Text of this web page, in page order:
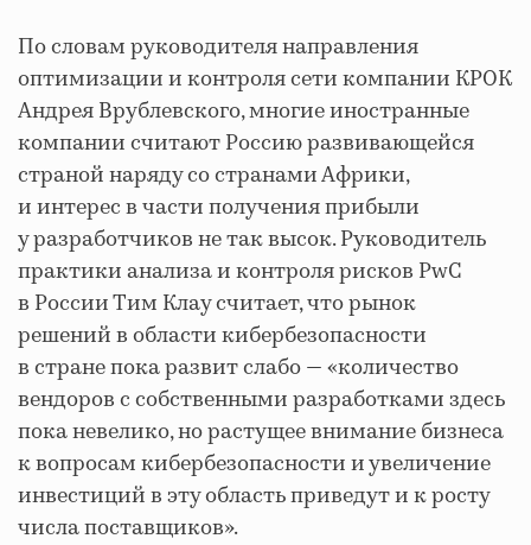
По словам руководителя направления
оптимизации и контроля сети компании КРОК
Андрея Врублевского, многие иностранные
компании считают Россию развивающейся
страной наряду со странами Африки,
и интерес в части получения прибыли
у разработчиков не так высок. Руководитель
практики анализа и контроля рисков PwC
в России Тим Клау считает, что рынок
решений в области кибербезопасности
в стране пока развит слабо — «количество
вендоров с собственными разработками здесь
пока невелико, но растущее внимание бизнеса
к вопросам кибербезопасности и увеличение
инвестиций в эту область приведут и к росту
числа поставщиков».